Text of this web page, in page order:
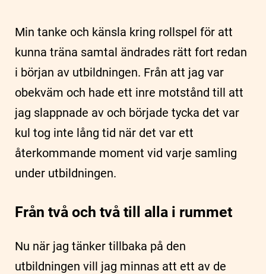
Min tanke och känsla kring rollspel för att
kunna träna samtal ändrades rätt fort redan
i början av utbildningen. Från att jag var
obekväm och hade ett inre motstånd till att
jag slappnade av och började tycka det var
kul tog inte lång tid när det var ett
återkommande moment vid varje samling
under utbildningen.
Från två och två till alla i rummet
Nu när jag tänker tillbaka på den
utbildningen vill jag minnas att ett av de